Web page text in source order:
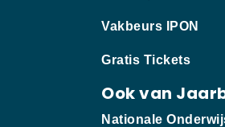
Vakbeurs IPON
Gratis Tickets
Ook van
Nationale